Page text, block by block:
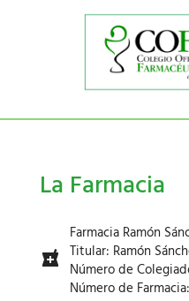
La Farmacia
Farmacia Ramón
Titular: Ramón
Número de
Número de